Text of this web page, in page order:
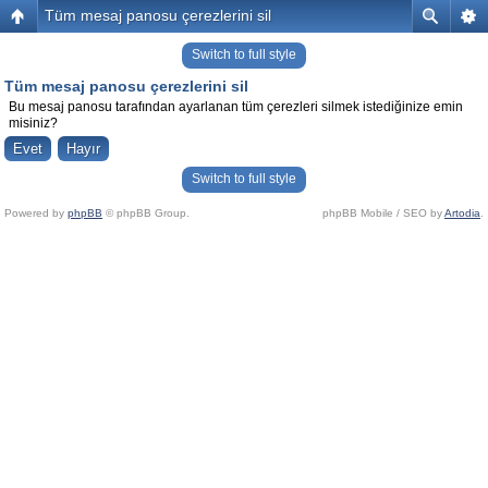
Tüm mesaj panosu çerezlerini sil
Switch to full style
Tüm mesaj panosu çerezlerini sil
Bu mesaj panosu tarafından ayarlanan tüm çerezleri silmek istediğinize emin
misiniz?
Switch to full style
Powered by phpBB © phpBB Group. phpBB Mobile / SEO byArtodia